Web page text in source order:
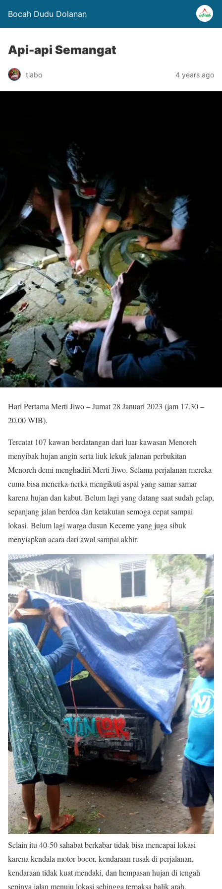
Bocah Dudu Dolanan
Api-api Semangat
tlabo 4 years ago
Hari Pertama Merti Jiwo – Jumat 28 Januari 2023 (jam 17.30 –
20.00 WIB).
Tercatat 107 kawan berdatangan dari luar kawasan Menoreh
menyibak hujan angin serta liuk lekuk jalanan perbukitan
Menoreh demi menghadiri Merti Jiwo. Selama perjalanan mereka
cuma bisa menerka-nerka mengikuti aspal yang samar-samar
karena hujan dan kabut. Belum lagi yang datang saat sudah gelap,
sepanjang jalan berdoa dan ketakutan semoga cepat sampai
lokasi. Belum lagi warga dusun Keceme yang juga sibuk
menyiapkan acara dari awal sampai akhir.
Selain itu 40-50 sahabat berkabar tidak bisa mencapai lokasi
karena kendala motor bocor, kendaraan rusak di perjalanan,
kendaraan tidak kuat mendaki, dan hempasan hujan di tengah
sepinya jalan menuju lokasi sehingga terpaksa balik arah.